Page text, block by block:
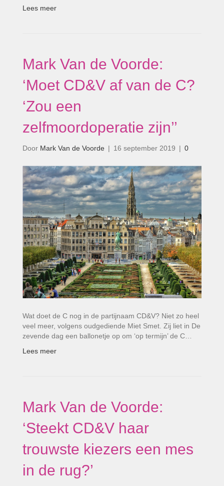
Lees meer
Mark Van de Voorde:
‘Moet CD&V af van de C?
‘Zou een
zelfmoordoperatie zijn’’
Door Mark Van de Voorde | 16 september 2019 | 0
Wat doet de C nog in de partijnaam CD&V? Niet zo heel
veel meer, volgens oudgediende Miet Smet. Zij liet in De
zevende dag een ballonetje op om ‘op termijn’ de C…
Lees meer
Mark Van de Voorde:
‘Steekt CD&V haar
trouwste kiezers een mes
in de rug?’